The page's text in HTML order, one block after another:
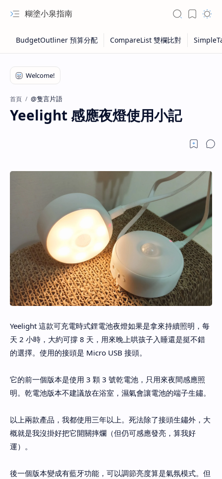
糊塗小泉指南
首頁 @隻言片語
Yeelight 感應夜燈使用小記
Yeelight 這款可充電時式鋰電池夜燈如果是拿來持續照明，每
天 2 小時，大約可撐 8 天，用來晚上哄孩子入睡還是挺不錯
的選擇。使用的接頭是 Micro USB 接頭。
它的前一個版本是使用 3 顆 3 號乾電池，只用來夜間感應照
明。乾電池版本不建議放在浴室，濕氣會讓電池的端子生鏽。
以上兩款產品，我都使用三年以上。死法除了接頭生鏽外，大
概就是我沒掛好把它開關摔爛（但仍可感應發亮，算我好
運）。
後一個版本變成有藍牙功能，可以調節亮度算是氣氛模式。但